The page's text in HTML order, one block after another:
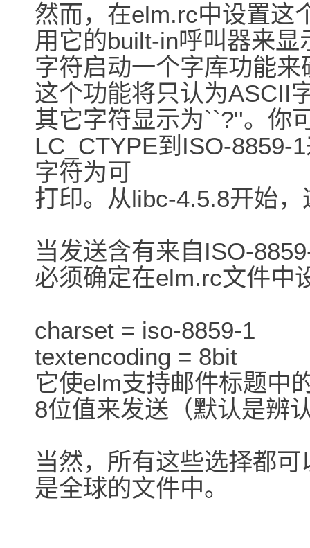
然而，在elm.rc中设置这
用它的built-in呼叫器来
字符启动一个字库功能
这个功能将只认为ASCII
其它字符显示为``?''。你
LC_CTYPE到ISO-8859-
字符为可
打印。从libc-4.5.8开始
当发送含有来自ISO-
必须确定在elm.rc文件中
charset = iso-8859-1
textencoding = 8bit
它使elm支持邮件标题中
8位值来发送（默认是辨
当然，所有这些选择都
是全球的文件中。